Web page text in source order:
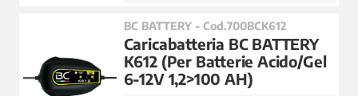
BC BATTERY - Cod.700BCK612
Caricabatteria BC BATTERY
K612 (Per Batterie Acido/Gel
6-12V 1,2>100 AH)